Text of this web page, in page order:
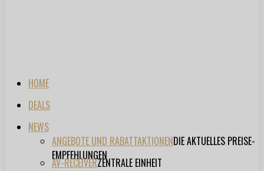
HOME
DEALS
NEWS
ANGEBOTE UND RABATTAKTIONENDIE AKTUELLES PREISE-
EMPFEHLUNGEN
AV-RECEIVERZENTRALE EINHEIT